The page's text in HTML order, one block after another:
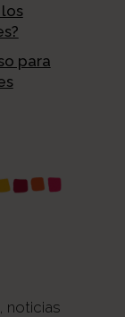
para
noticias